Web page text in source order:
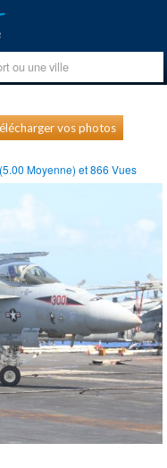
vos photos
5.00 Moyenne) et866 Vues